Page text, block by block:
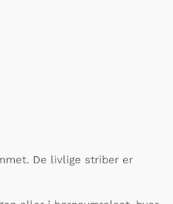
De livlige striber er